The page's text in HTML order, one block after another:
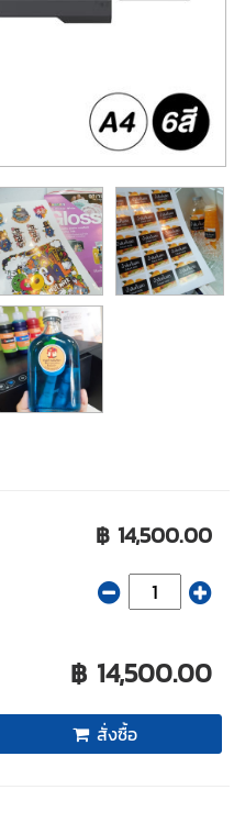
฿ 14,500.00
฿ 14,500.00
สั่งซื้อ